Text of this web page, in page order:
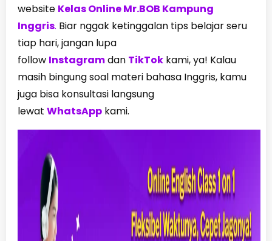
website Kelas Online Mr.BOB Kampung
Inggris. Biar nggak ketinggalan tips belajar seru
tiap hari, jangan lupa
follow Instagramdan TikTokkami, ya! Kalau
masih bingung soal materi bahasa Inggris, kamu
juga bisa konsultasi langsung
lewat WhatsAppkami.